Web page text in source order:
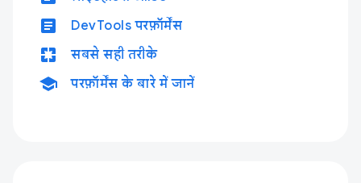
article DevTools परफ़ॉर्मेंस
pages सबसे सही तरीके
school परफ़ॉर्मेंस के बारे में जानें